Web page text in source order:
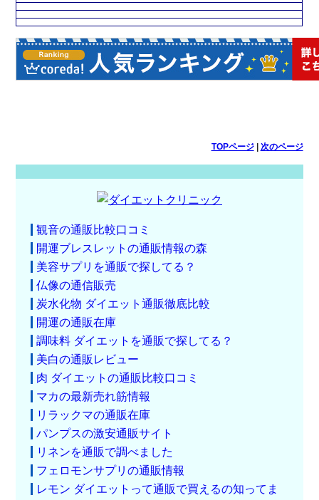
TOPページ| 次のページ
観音の通販比較口コミ
開運ブレスレットの通販情報の森
美容サプリを通販で探してる？
仏像の通信販売
炭水化物 ダイエット通販徹底比較
開運の通販在庫
調味料 ダイエットを通販で探してる？
美白の通販レビュー
肉 ダイエットの通販比較口コミ
マカの最新売れ筋情報
リラックマの通販在庫
パンプスの激安通販サイト
リネンを通販で調べました
フェロモンサプリの通販情報
レモン ダイエットって通販で買えるの知ってま